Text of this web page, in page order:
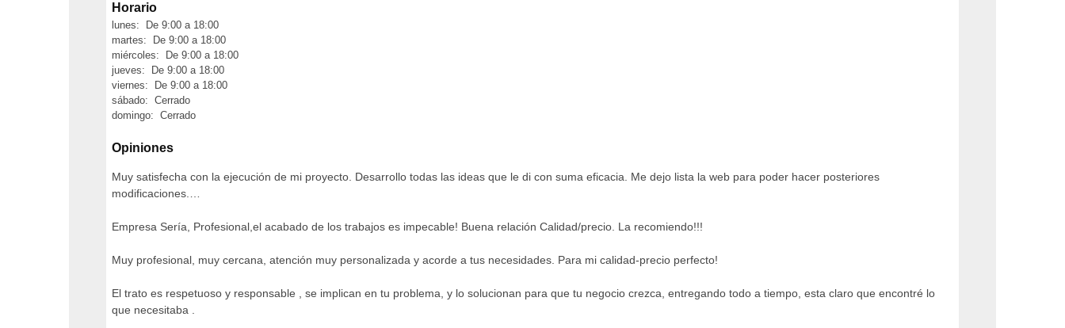
Horario
lunes: De 9:00 a 18:00
martes: De 9:00 a 18:00
miércoles: De 9:00 a 18:00
jueves: De 9:00 a 18:00
viernes: De 9:00 a 18:00
sábado: Cerrado
domingo: Cerrado
Opiniones
Muy satisfecha con la ejecución de mi proyecto. Desarrollo todas las ideas que le di con suma eficacia. Me dejo lista la web para poder hacer posteriores
modificaciones.…
Empresa Sería, Profesional,el acabado de los trabajos es impecable! Buena relación Calidad/precio. La recomiendo!!!
Muy profesional, muy cercana, atención muy personalizada y acorde a tus necesidades. Para mi calidad-precio perfecto!
El trato es respetuoso y responsable , se implican en tu problema, y lo solucionan para que tu negocio crezca, entregando todo a tiempo, esta claro que encontré lo
que necesitaba .